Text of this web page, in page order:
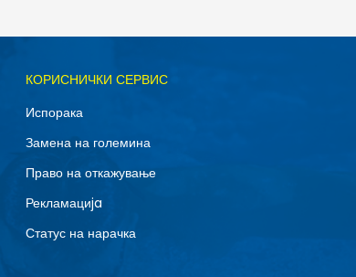
КОРИСНИЧКИ СЕРВИС
Испорака
Замена на големина
Право на откажување
Рекламациja
Статус на нарачка